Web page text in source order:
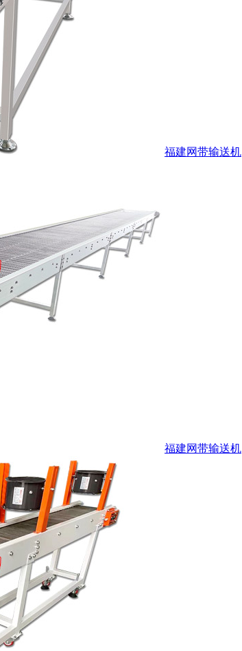
福建网带输送机
福建网带输送机